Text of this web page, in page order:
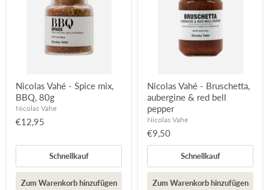
Nicolas Vahé - Spice mix,
BBQ, 80g
Nicolas Vahe
€12,95
Schnellkauf
Zum Warenkorb hinzufügen
Nicolas Vahé - Bruschetta,
aubergine & red bell
pepper
Nicolas Vahe
€9,50
Schnellkauf
Zum Warenkorb hinzufügen